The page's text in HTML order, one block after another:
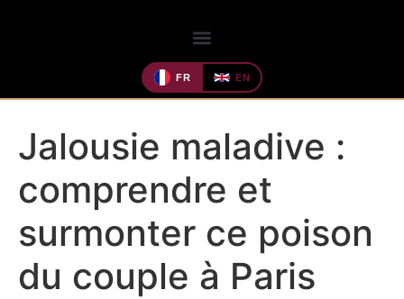
FR EN
Jalousie maladive :
comprendre et
surmonter ce poison
du couple à Paris